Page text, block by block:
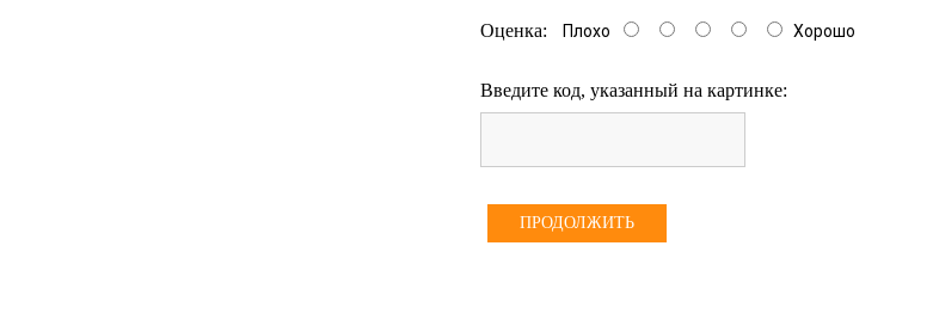
Оценка: Плохо Хорошо
Введите код, указанный на картинке:
ПРОДОЛЖИТЬ